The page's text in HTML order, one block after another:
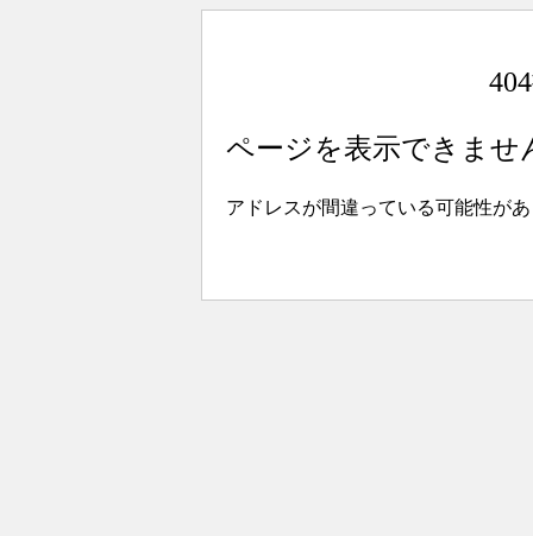
ページを表示できませ
アドレスが間違っている可能性が